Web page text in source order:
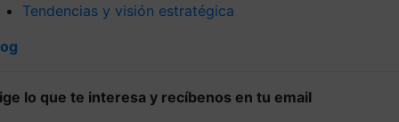
Tendencias y visión estratégica
lo que te interesa y recíbenos en tu email